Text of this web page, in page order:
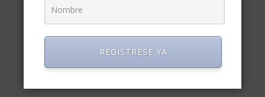
REGISTRESE YA